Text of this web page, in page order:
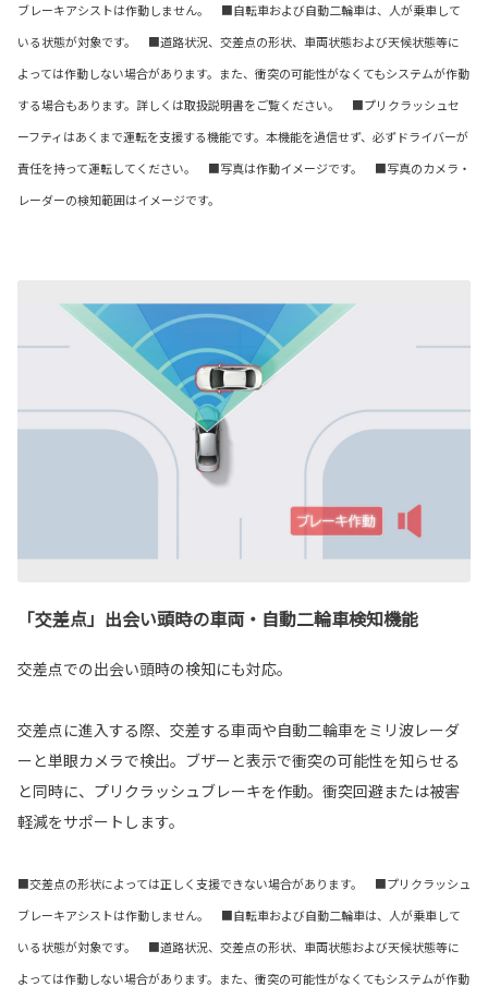
ブレーキアシストは作動しません。 ■自転車および自動二輪車は、人が乗車して
いる状態が対象です。 ■道路状況、交差点の形状、車両状態および天候状態等に
よっては作動しない場合があります。また、衝突の可能性がなくてもシステムが作動
する場合もあります。詳しくは取扱説明書をご覧ください。 ■プリクラッシュセ
ーフティはあくまで運転を支援する機能です。本機能を過信せず、必ずドライバーが
責任を持って運転してください。 ■写真は作動イメージです。 ■写真のカメラ・
レーダーの検知範囲はイメージです。
「交差点」出会い頭時の車両・自動二輪車検知機能
交差点での出会い頭時の検知にも対応。
交差点に進入する際、交差する車両や自動二輪車をミリ波レーダ
ーと単眼カメラで検出。ブザーと表示で衝突の可能性を知らせる
と同時に、プリクラッシュブレーキを作動。衝突回避または被害
軽減をサポートします。
■交差点の形状によっては正しく支援できない場合があります。 ■プリクラッシュ
ブレーキアシストは作動しません。 ■自転車および自動二輪車は、人が乗車して
いる状態が対象です。 ■道路状況、交差点の形状、車両状態および天候状態等に
よっては作動しない場合があります。また、衝突の可能性がなくてもシステムが作動